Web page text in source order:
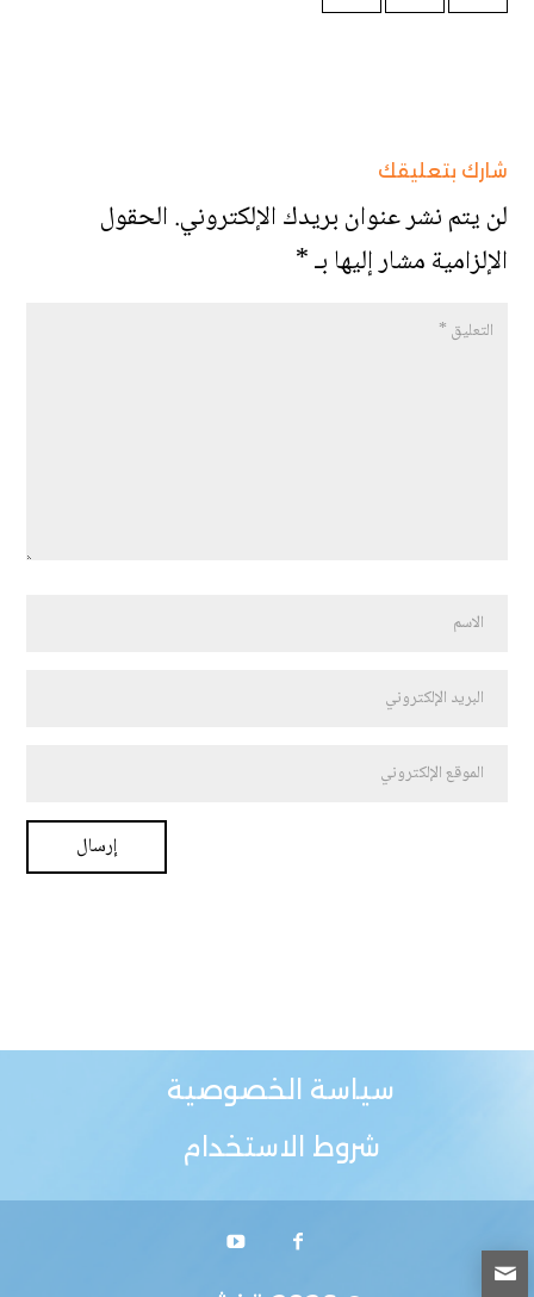
شارك بتعليقك
لن يتم نشر عنوان بريدك الإلكتروني.الحقول
الإلزامية مشار إليها بـ*
سياسة الخصوصية
شروط الاستخدام